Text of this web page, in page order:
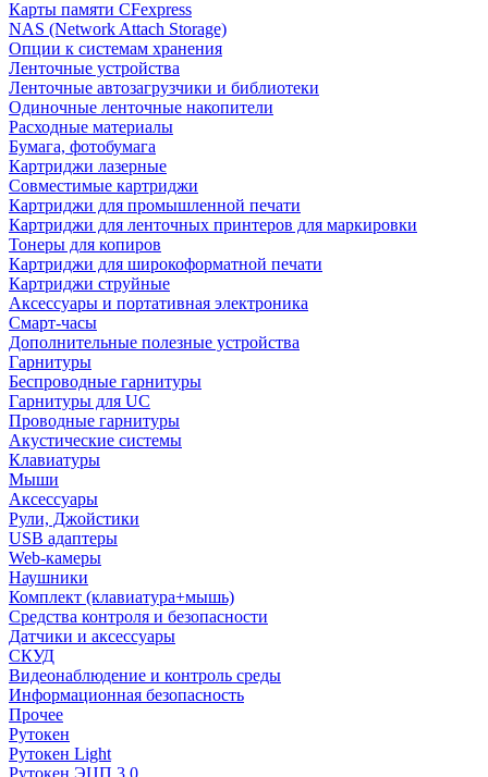
Карты памяти CFexpress
NAS (Network Attach Storage)
Опции к системам хранения
Ленточные устройства
Ленточные автозагрузчики и библиотеки
Одиночные ленточные накопители
Расходные материалы
Бумага, фотобумага
Картриджи лазерные
Совместимые картриджи
Картриджи для промышленной печати
Картриджи для ленточных принтеров для маркировки
Тонеры для копиров
Картриджи для широкоформатной печати
Картриджи струйные
Аксессуары и портативная электроника
Смарт-часы
Дополнительные полезные устройства
Гарнитуры
Беспроводные гарнитуры
Гарнитуры для UC
Проводные гарнитуры
Акустические системы
Клавиатуры
Мыши
Аксессуары
Рули, Джойстики
USB адаптеры
Web-камеры
Наушники
Комплект (клавиатура+мышь)
Средства контроля и безопасности
Датчики и аксессуары
СКУД
Видеонаблюдение и контроль среды
Информационная безопасность
Прочее
Рутокен
Рутокен Light
Рутокен ЭЦП 3.0